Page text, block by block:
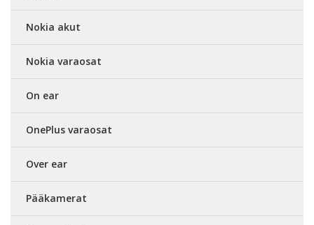
Nokia akut
Nokia varaosat
On ear
OnePlus varaosat
Over ear
Pääkamerat